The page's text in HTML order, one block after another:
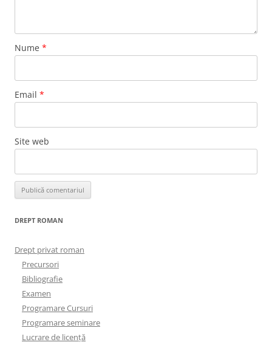
Nume *
Email *
Site web
DREPT ROMAN
Drept privat roman
Precursori
Bibliografie
Examen
Programare Cursuri
Programare seminare
Lucrare de licență